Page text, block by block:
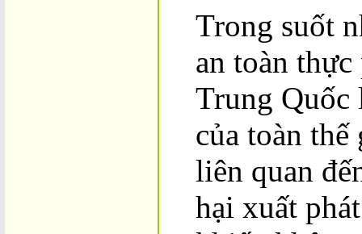
Trong suốt
an toàn
Trung Quốc
của toàn
liên quan
hại xuất